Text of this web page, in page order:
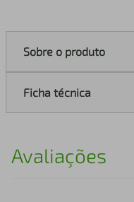
Sobre o produto
Ficha técnica
Avaliações